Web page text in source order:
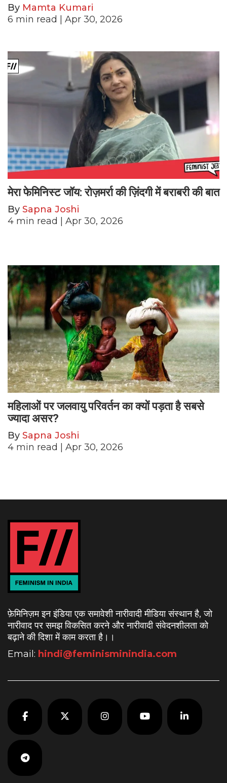
By Mamta Kumari
6 min read | Apr 30, 2026
मेरा फेमिनिस्ट जॉय: रोज़मर्रा की ज़िंदगी में बराबरी की बात
By Sapna Joshi
4 min read | Apr 30, 2026
महिलाओं पर जलवायु परिवर्तन का क्यों पड़ता है सबसे
ज्यादा असर?
By Sapna Joshi
4 min read | Apr 30, 2026
फ़ेमिनिज़म इन इंडिया एक समावेशी नारीवादी मीडिया संस्थान है, जो
नारीवाद पर समझ विकसित करने और नारीवादी संवेदनशीलता को
बढ़ाने की दिशा में काम करता है। ।
Email: hindi@feminisminindia.com